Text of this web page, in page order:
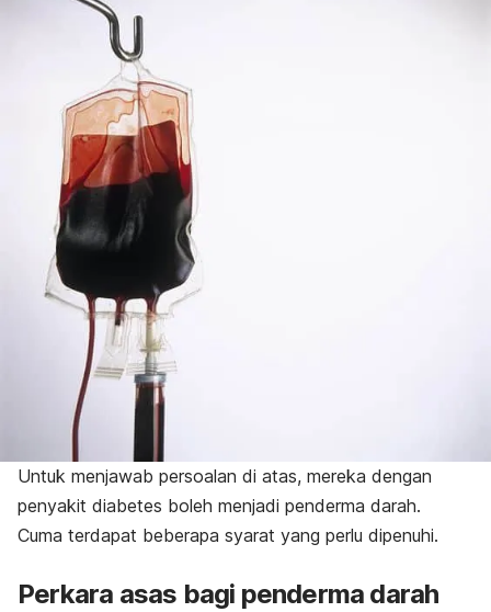
Untuk menjawab persoalan di atas, mereka dengan
penyakit diabetes boleh menjadi penderma darah.
Cuma terdapat beberapa syarat yang perlu dipenuhi.
Perkara asas bagi penderma darah